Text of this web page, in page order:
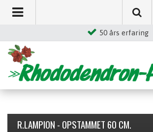
50 års erfaring
R.LAMPION - OPSTAMMET 60 CM.